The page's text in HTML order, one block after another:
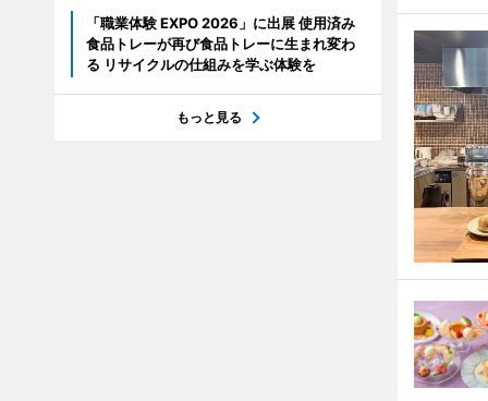
「職業体験 EXPO 2026」に出展 使用済み
食品トレーが再び食品トレーに生まれ変わ
る リサイクルの仕組みを学ぶ体験を
もっと見る